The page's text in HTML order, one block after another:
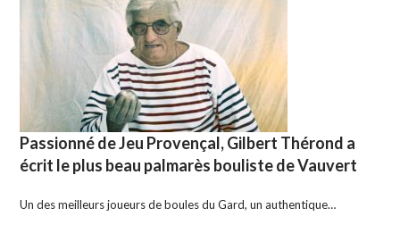
Passionné de Jeu Provençal, Gilbert Thérond a
écrit le plus beau palmarès bouliste de Vauvert
Un des meilleurs joueurs de boules du Gard, un authentique…